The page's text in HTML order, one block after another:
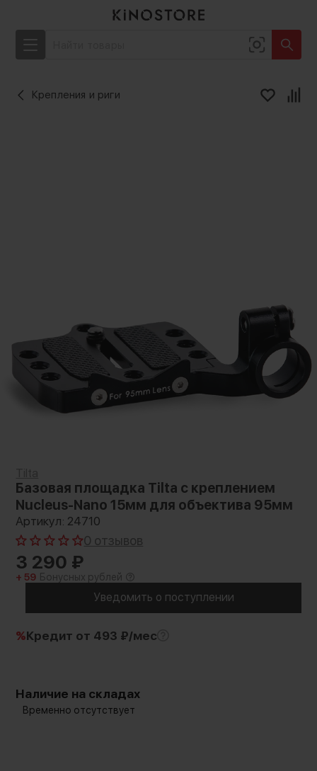
Крепления и риги
Базовая площадка Tilta с креплением
Nucleus-Nano 15мм для объектива 95мм
Артикул: 24710
0 отзывов
3 290 ₽
+ 59 Бонусных рублей
Уведомить о поступлении
%Кредит от 493 ₽/мес
Наличие на складах
Временно отсутствует